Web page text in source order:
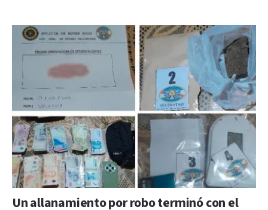
Un allanamiento por robo terminó con el